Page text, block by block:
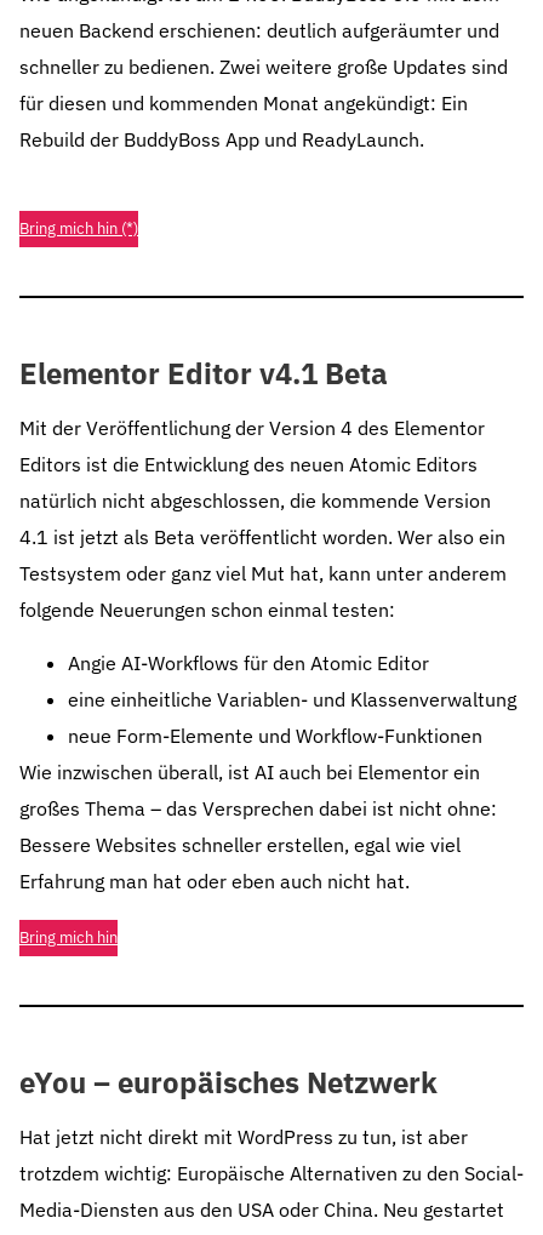
neuen Backend erschienen: deutlich aufgeräumter und
schneller zu bedienen. Zwei weitere große Updates sind
für diesen und kommenden Monat angekündigt: Ein
Rebuild der BuddyBoss App und ReadyLaunch.
Bring mich hin (*)
Elementor Editor v4.1 Beta
Mit der Veröffentlichung der Version 4 des Elementor
Editors ist die Entwicklung des neuen Atomic Editors
natürlich nicht abgeschlossen, die kommende Version
4.1 ist jetzt als Beta veröffentlicht worden. Wer also ein
Testsystem oder ganz viel Mut hat, kann unter anderem
folgende Neuerungen schon einmal testen:
Angie AI-Workflows für den Atomic Editor
eine einheitliche Variablen- und Klassenverwaltung
neue Form-Elemente und Workflow-Funktionen
Wie inzwischen überall, ist AI auch bei Elementor ein
großes Thema – das Versprechen dabei ist nicht ohne:
Bessere Websites schneller erstellen, egal wie viel
Erfahrung man hat oder eben auch nicht hat.
Bring mich hin
eYou – europäisches Netzwerk
Hat jetzt nicht direkt mit WordPress zu tun, ist aber
trotzdem wichtig: Europäische Alternativen zu den Social-
Media-Diensten aus den USA oder China. Neu gestartet